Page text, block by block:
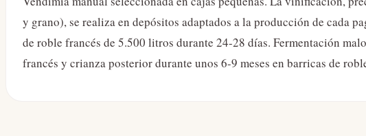
y grano), se realiza en depósitos adaptados a la producción de cada
de roble francés de 5.500 litros durante 24-28 días. Fermentación
francés y crianza posterior durante unos 6-9 meses en barricas de